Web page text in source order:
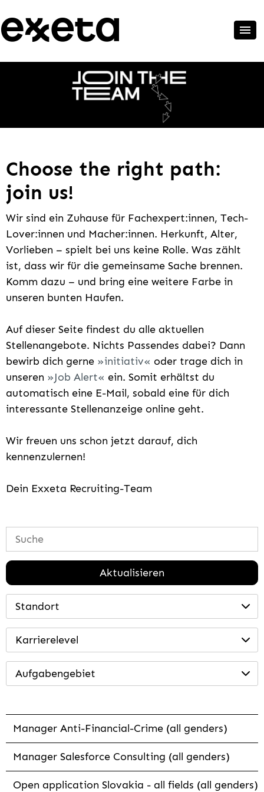
Choose the right path:
join us!
Wir sind ein Zuhause für Fachexpert:innen, Tech-
Lover:innen und Macher:innen. Herkunft, Alter,
Vorlieben – spielt bei uns keine Rolle. Was zählt
ist, dass wir für die gemeinsame Sache brennen.
Komm dazu – und bring eine weitere Farbe in
unseren bunten Haufen.
Auf dieser Seite findest du alle aktuellen
Stellenangebote. Nichts Passendes dabei? Dann
bewirb dich gerne
initiativ
oder trage dich in
unseren
Job Alert
ein. Somit erhältst du
automatisch eine E-Mail, sobald eine für dich
interessante Stellenanzeige online geht.
Wir freuen uns schon jetzt darauf, dich
kennenzulernen!
Dein Exxeta Recruiting-Team
Aktualisieren
Standort
Karrierelevel
Aufgabengebiet
Manager Anti-Financial-Crime (all genders)
Manager Salesforce Consulting (all genders)
Open application Slovakia - all fields (all genders)